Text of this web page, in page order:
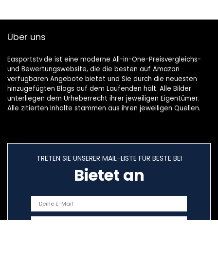
Über uns
Easportstv.de ist eine moderne All-in-One-Preisvergleichs-
und Bewertungswebsite, die die besten auf Amazon
verfügbaren Angebote bietet und Sie durch die neuesten
hinzugefügten Blogs auf dem Laufenden hält. Alle Bilder
unterliegen dem Urheberrecht ihrer jeweiligen Eigentümer.
Alle zitierten Inhalte stammen aus ihren jeweiligen Quellen.
TRETEN SIE UNSERER MAIL-LISTE FÜR BESTE BEI
Bietet an